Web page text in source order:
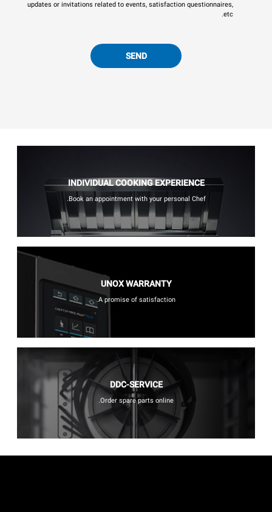
updates or invitations related to events, satisfaction questionnaires,
etc.
SEND
INDIVIDUAL COOKING EXPERIENCE
Book an appointment with your personal Chef.
UNOX WARRANTY
A promise of satisfaction.
DDC-SERVICE
Order spare parts online.